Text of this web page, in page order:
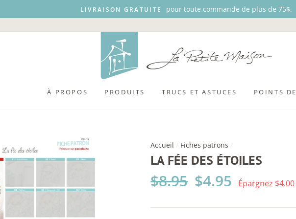
LIVRAISON GRATUITE
pour toute commande de plus de 75$.
À PROPOS PRODUITS TRUCS ET ASTUCES POINTS
Accueil / Fiches patrons /
LA FÉE DES ÉTOILES
Prix
régulier
$8.95
Prix
réduit
$4.95 Épargnez $4.00